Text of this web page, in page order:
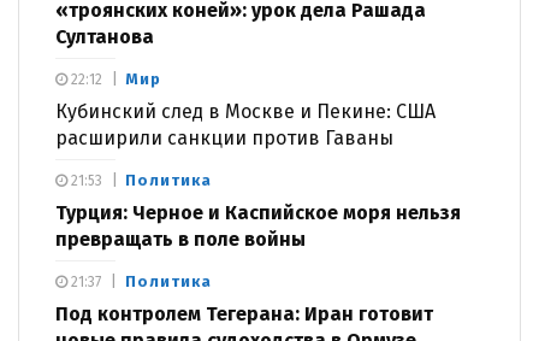
«троянских коней»: урок дела Рашада
Султанова
Мир
Кубинский след в Москве и Пекине: США
расширили санкции против Гаваны
22:12
Политика
Турция: Черное и Каспийское моря нельзя
превращать в поле войны
21:53
Политика
Под контролем Тегерана: Иран готовит
21:37